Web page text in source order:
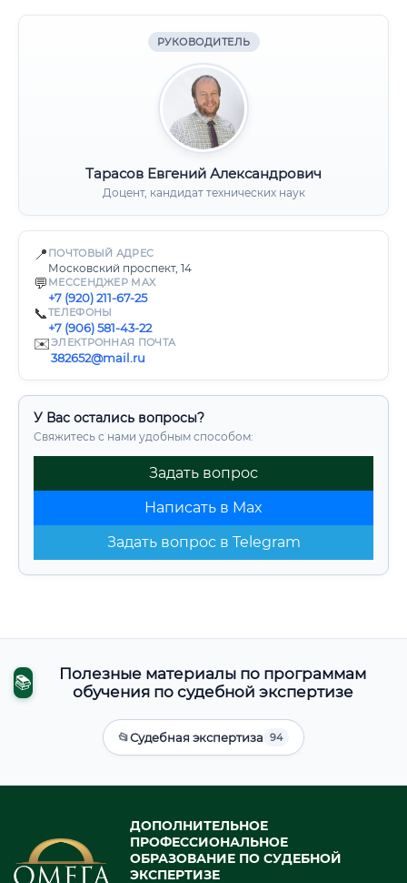
РУКОВОДИТЕЛЬ
Тарасов Евгений Александрович
Доцент, кандидат технических наук
📍 ПОЧТОВЫЙ АДРЕС
Московский проспект, 14
💬 МЕССЕНДЖЕР MAX
+7 (920) 211-67-25
📞ТЕЛЕФОНЫ
+7 (906) 581-43-22
✉️ЭЛЕКТРОННАЯ ПОЧТА
382652@mail.ru
У Вас остались вопросы?
Свяжитесь с нами удобным способом:
Задать вопрос
Написать в Max
Задать вопрос в Telegram
📚
Полезные материалы по программам
обучения по судебной экспертизе
📂Судебная экспертиза 94
ДОПОЛНИТЕЛЬНОЕ
ПРОФЕССИОНАЛЬНОЕ
ОБРАЗОВАНИЕ ПО СУДЕБНОЙ
ЭКСПЕРТИЗЕ